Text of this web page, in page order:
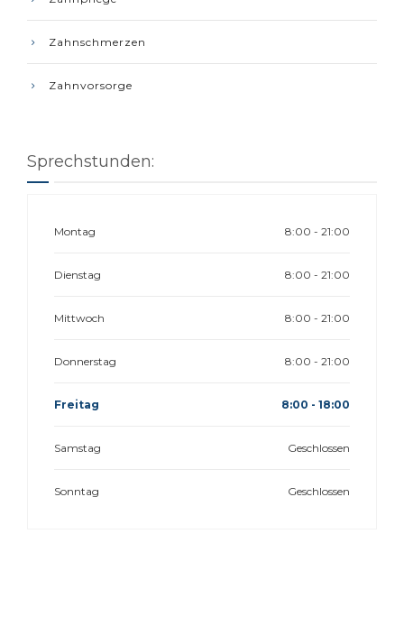
Zahnschmerzen
Zahnvorsorge
Sprechstunden:
Montag 8:00 - 21:00
Dienstag 8:00 - 21:00
Mittwoch 8:00 - 21:00
Donnerstag 8:00 - 21:00
Freitag 8:00 - 18:00
Samstag Geschlossen
Sonntag Geschlossen